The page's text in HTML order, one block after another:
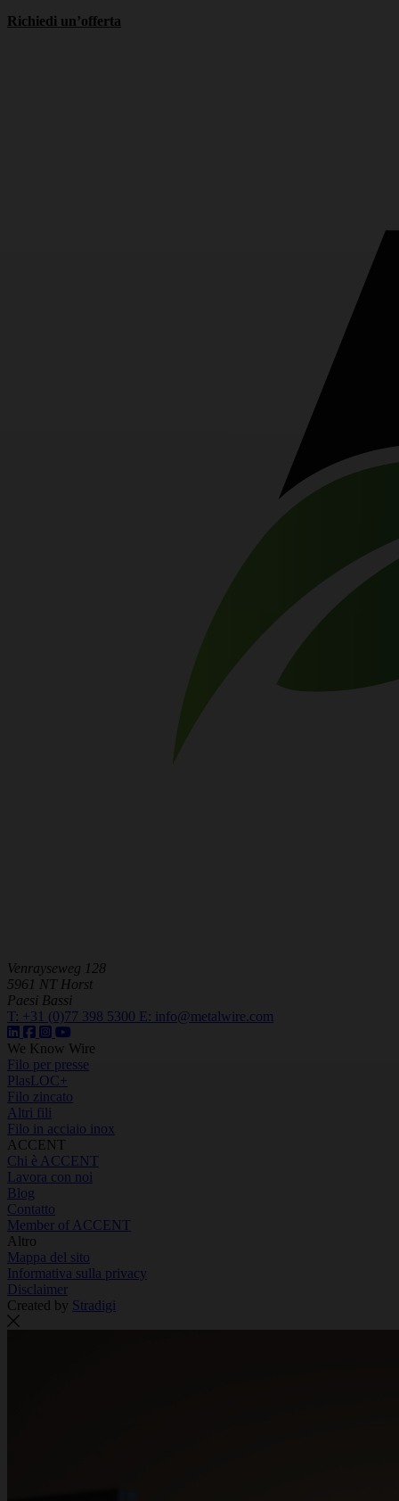
Richiedi un’offerta
Venrayseweg 128
5961 NT Horst
Paesi Bassi
T: +31 (0)77 398 5300 E: info@metalwire.com
We Know Wire
Filo per presse
PlasLOC+
Filo zincato
Altri fili
Filo in acciaio inox
ACCENT
Chi è ACCENT
Lavora con noi
Blog
Contatto
Member of ACCENT
Altro
Mappa del sito
Informativa sulla privacy
Disclaimer
Created by Stradigi